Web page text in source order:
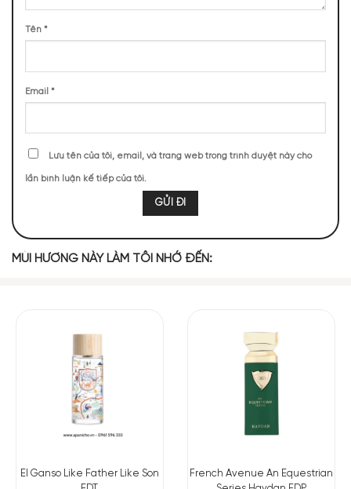
MIDDLE NOTES
Mở đầu với sự tươi mát của hoa cam,
đánh thức giác quan với hương thơm nhẹ nhàng nhưng đầy
thể quên.
Tên *
Email *
Lưu tên của tôi, email, và trang web trong trình duyệt này cho
lần bình luận kế tiếp của tôi.
MÙI HƯƠNG NÀY LÀM TÔI NHỚ ĐẾN:
El Ganso Like Father Like Son
French Avenue An Equestrian